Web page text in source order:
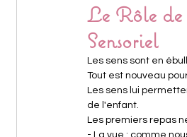
Le Rôle
Sensoriel
Les sens sont en
Tout est nouveau
Les sens lui
de l'enfant.
Les premiers repas
- La vue : comme